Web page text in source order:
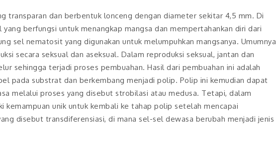
transparan dan berbentuk lonceng dengan diameter sekitar 4,5 mm. Di
berfungsi untuk menangkap mangsa dan mempertahankan diri dari
sel nematosit yang digunakan untuk melumpuhkan mangsanya. Umumnya
secara seksual dan aseksual. Dalam reproduksi seksual, jantan dan
sehingga terjadi proses pembuahan. Hasil dari pembuahan ini adalah
pada substrat dan berkembang menjadi polip. Polip ini kemudian dapat
melalui proses yang disebut strobilasi atau medusa. Tetapi, dalam
kemampuan unik untuk kembali ke tahap polip setelah mencapai
disebut transdiferensiasi, di mana sel-sel dewasa berubah menjadi jenis